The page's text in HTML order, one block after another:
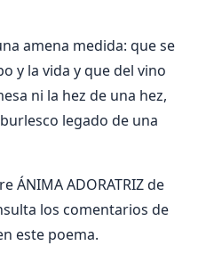
amena medida: que se
y la vida y que del vino
ni la hez de una hez,
legado de una
ÁNIMA ADORATRIZ de
los comentarios de
este poema.